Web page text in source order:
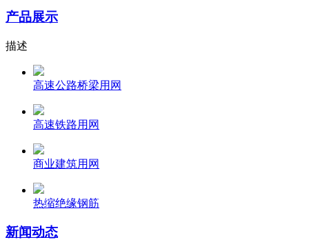
产品展示
描述
高速公路桥梁用网
高速铁路用网
商业建筑用网
热缩绝缘钢筋
新闻动态